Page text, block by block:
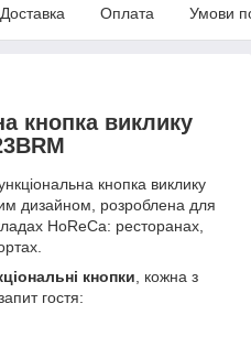
Доставка Оплата Умови
кнопка виклику
кнопка виклику
дизайном, розроблена для
HoReCa: ресторанах,
кнопки, кожна з
гостя: